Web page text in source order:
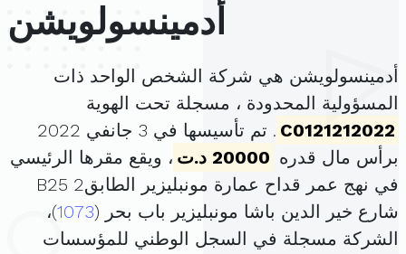
أدمينسولويشن
أدمينسولويشن هي شركة الشخص الواحد ذات
المسؤولية المحدودة ، مسجلة تحت الهوية
C0121212022
. تم تأسيسها في 3 جانفي 2022
برأس مال قدره 20000 د.ت
، ويقع مقرها الرئيسي
في نهج عمر قداح عمارة مونبليزير الطابق2 B25
شارع خير الدين باشا مونبليزير باب بحر (1073)،
الشركة مسجلة في السجل الوطني للمؤسسات